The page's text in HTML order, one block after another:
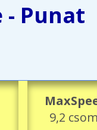
- Punat
9,2